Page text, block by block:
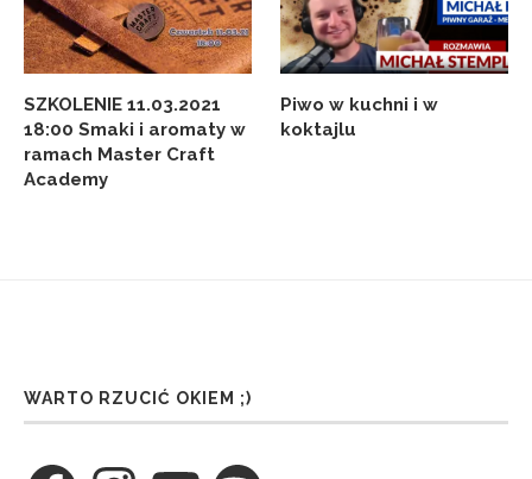
SZKOLENIE 11.03.2021
18:00 Smaki i aromaty w
ramach Master Craft
Academy
Piwo w kuchni i w
koktajlu
WARTO RZUCIĆ OKIEM ;)
FacebookInstagramYouTube Spotify